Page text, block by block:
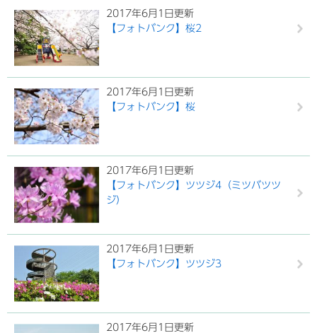
2017年6月1日更新
【フォトバンク】桜2
2017年6月1日更新
【フォトバンク】桜
2017年6月1日更新
【フォトバンク】ツツジ4（ミツバツツ
ジ）
2017年6月1日更新
【フォトバンク】ツツジ3
2017年6月1日更新